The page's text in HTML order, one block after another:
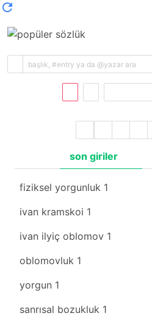
son giriler
fiziksel yorgunluk 1
ivan kramskoi 1
ivan ilyiç oblomov 1
oblomovluk 1
yorgun 1
sanrısal bozukluk 1